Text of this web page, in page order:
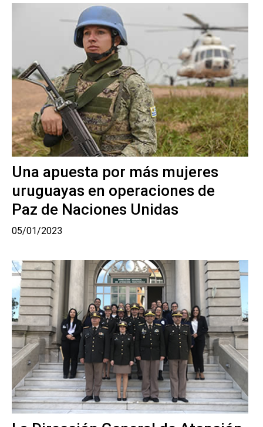
Una apuesta por más mujeres
uruguayas en operaciones de
Paz de Naciones Unidas
05/01/2023